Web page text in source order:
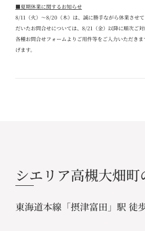
■夏期休業に関するお知らせ
8/11 （火）～8/20（木）は、誠に勝手ながら休業させ
だいたお問合せについては、 8/21 （金）以降に順次ご
各種お問合せフォームよりご用件等をご入力いただき
げます。
シエリア高槻大畑町
東海道本線「摂津富田」駅 徒